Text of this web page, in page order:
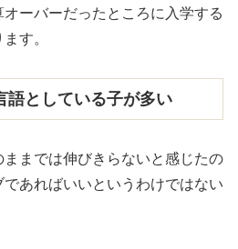
ーバーだったところに入学する
す。
語としている子が多い
までは伸びきらないと感じたの
あればいいというわけではない